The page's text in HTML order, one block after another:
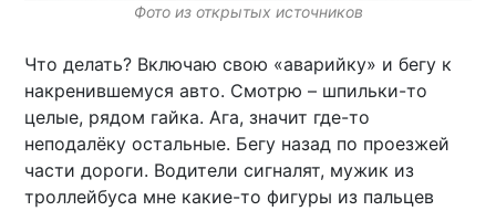
Фото из открытых источников
Что делать? Включаю свою «аварийку» и бегу к
накренившемуся авто. Смотрю – шпильки-то
целые, рядом гайка. Ага, значит где-то
неподалёку остальные. Бегу назад по проезжей
части дороги. Водители сигналят, мужик из
троллейбуса мне какие-то фигуры из пальцев